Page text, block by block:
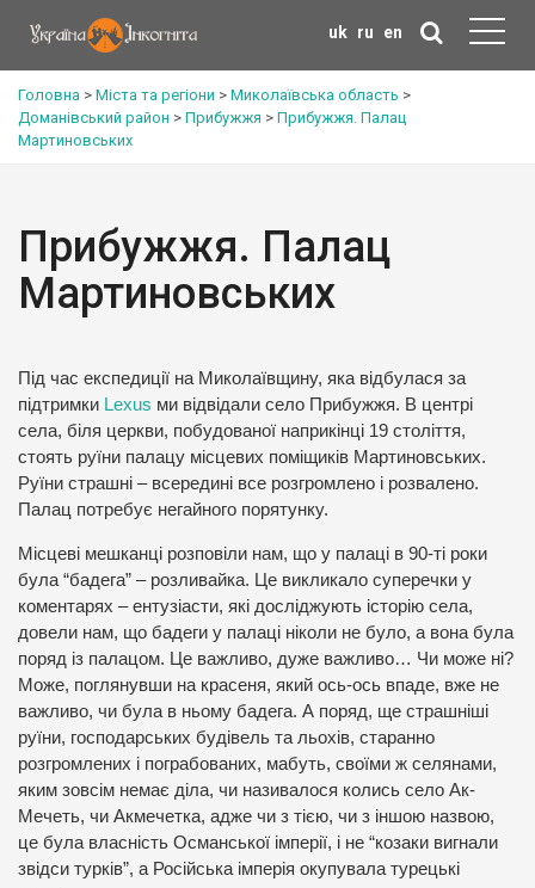
uk ru en
Головна > Міста та регіони > Миколаївська область >
Доманівський район > Прибужжя > Прибужжя. Палац
Мартиновських
Прибужжя. Палац
Мартиновських
Під час експедиції на Миколаївщину, яка відбулася за
підтримки Lexus ми відвідали село Прибужжя. В центрі
села, біля церкви, побудованої наприкінці 19 століття,
стоять руїни палацу місцевих поміщиків Мартиновських.
Руїни страшні – всередині все розгромлено і розвалено.
Палац потребує негайного порятунку.
Місцеві мешканці розповіли нам, що у палаці в 90-ті роки
була “бадега” – розливайка. Це викликало суперечки у
коментарях – ентузіасти, які досліджують історію села,
довели нам, що бадеги у палаці ніколи не було, а вона була
поряд із палацом. Це важливо, дуже важливо… Чи може ні?
Може, поглянувши на красеня, який ось-ось впаде, вже не
важливо, чи була в ньому бадега. А поряд, ще страшніші
руїни, господарських будівель та льохів, старанно
розгромлених і пограбованих, мабуть, своїми ж селянами,
яким зовсім немає діла, чи називалося колись село Ак-
Мечеть, чи Акмечетка, адже чи з тією, чи з іншою назвою,
це була власність Османської імперії, і не “козаки вигнали
звідси турків”, а Російська імперія окупувала турецькі